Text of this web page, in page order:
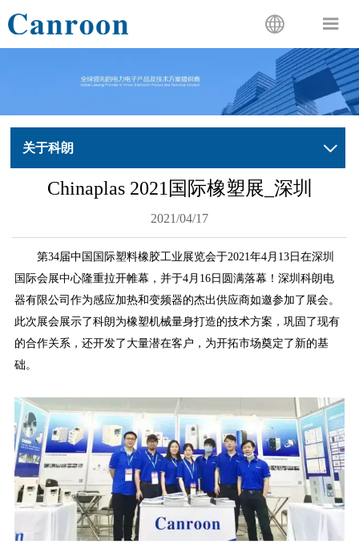
 
关于科朗 
Chinaplas 2021国际橡塑展_深圳
2021/04/17
第34届中国国际塑料橡胶工业展览会于2021年4月 13日在深圳
国际会展中心隆重拉开帷幕，并于4月16日 圆满落幕！深圳 科朗电
器有限公司 作为感应加热和变频器的杰出供应商如邀参加了 展会。
此次展会展示了科朗为橡塑机械量身打造的技术方案，巩固了现有
的合作关系，还开发了大量潜在客户，为开拓市场奠定了新的基
础。